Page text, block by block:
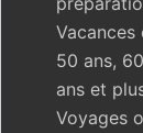
Vacances
50 ans,
ans et
Voyages